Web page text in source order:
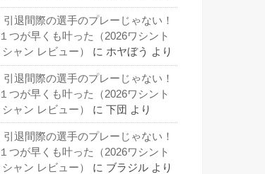
引退間際の選手のプレーじゃない！
つが早くも叶った（2026ワシント
ャン レビュー）
に ホヤぼう より
引退間際の選手のプレーじゃない！
つが早くも叶った（2026ワシント
ャン レビュー）
に 下団 より
引退間際の選手のプレーじゃない！
つが早くも叶った（2026ワシント
ャン レビュー）
に ブラジル より